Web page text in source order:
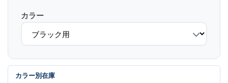
カラー
カラー別在庫